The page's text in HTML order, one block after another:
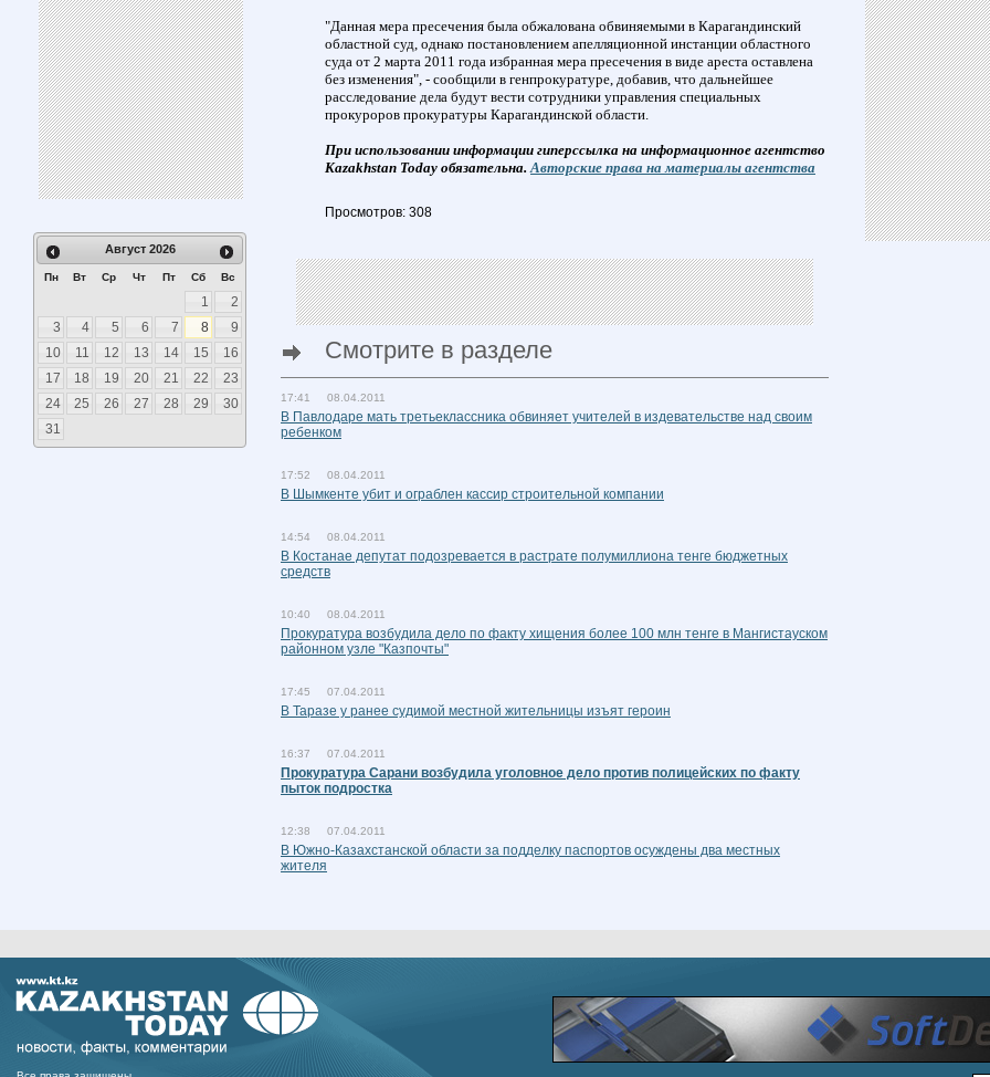
Август 2026
Пн Вт Ср Чт Пт Сб Вс
1
2
3
4 5 6 7 8
9
10
11 12 13 14 15
16
17
18 19 20 21 22
23
24
25 26 27 28 29
30
31
"Данная мера пресечения была обжалована обвиняемыми в Карагандинский
областной суд, однако постановлением апелляционной инстанции областного
суда от 2 марта 2011 года избранная мера пресечения в виде ареста оставлена
без изменения", - сообщили в генпрокуратуре, добавив, что дальнейшее
расследование дела будут вести сотрудники управления специальных
прокуроров прокуратуры Карагандинской области.
При использовании информации гиперссылка на информационное агентство
Kazakhstan Today обязательна.Авторские права на материалы агентства
Просмотров: 308
Смотрите в разделе
17:41 08.04.2011
В Павлодаре мать третьеклассника обвиняет учителей в издевательстве над своим
ребенком
17:52 08.04.2011
В Шымкенте убит и ограблен кассир строительной компании
14:54 08.04.2011
В Костанае депутат подозревается в растрате полумиллиона тенге бюджетных
средств
10:40 08.04.2011
Прокуратура возбудила дело по факту хищения более 100 млн тенге в Мангистауском
районном узле "Казпочты"
17:45 07.04.2011
В Таразе у ранее судимой местной жительницы изъят героин
16:37 07.04.2011
Прокуратура Сарани возбудила уголовное дело против полицейских по факту
пыток подростка
12:38 07.04.2011
В Южно-Казахстанской области за подделку паспортов осуждены два местных
жителя